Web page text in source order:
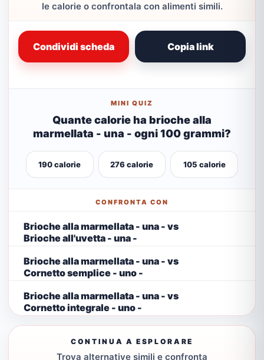
le calorie o confrontala con alimenti simili.
Condividi scheda Copia link
MINI QUIZ
Quante calorie ha brioche alla
marmellata - una - ogni 100 grammi?
190 calorie 276 calorie 105 calorie
CONFRONTA CON
Brioche alla marmellata - una - vs
Brioche all'uvetta - una -
Brioche alla marmellata - una - vs
Cornetto semplice - uno -
Brioche alla marmellata - una - vs
Cornetto integrale - uno -
CONTINUA A ESPLORARE
Trova alternative simili e confronta